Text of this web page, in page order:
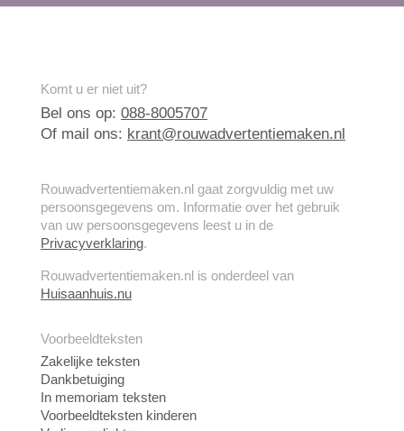
Komt u er niet uit?
Bel ons op: 088-8005707
Of mail ons: krant@rouwadvertentiemaken.nl
Rouwadvertentiemaken.nl gaat zorgvuldig met uw
persoonsgegevens om. Informatie over het gebruik
van uw persoonsgegevens leest u in de
Privacyverklaring.
Rouwadvertentiemaken.nl is onderdeel van
Huisaanhuis.nu
Voorbeeldteksten
Zakelijke teksten
Dankbetuiging
In memoriam teksten
Voorbeeldteksten kinderen